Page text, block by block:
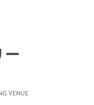
ー
VENUE